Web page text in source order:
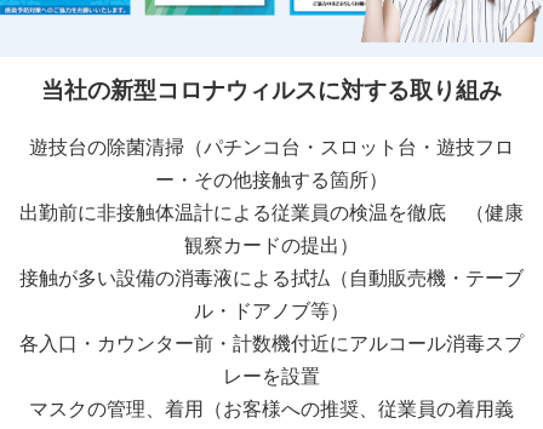
当社の新型コロナウィルスに対する取り組み
遊技台の除菌清掃（パチンコ台・スロット台・遊技フロ
ー・その他接触する箇所）
出勤前に非接触体温計による従業員の検温を徹底 （健康
観察カードの提出）
接触が多い設備の消毒液による拭払（自動販売機・テーブ
ル・ドアノブ等）
各入口・カウンター前・計数機付近にアルコール消毒スプ
レーを設置
マスクの管理、着用（お客様への推奨、従業員の着用義